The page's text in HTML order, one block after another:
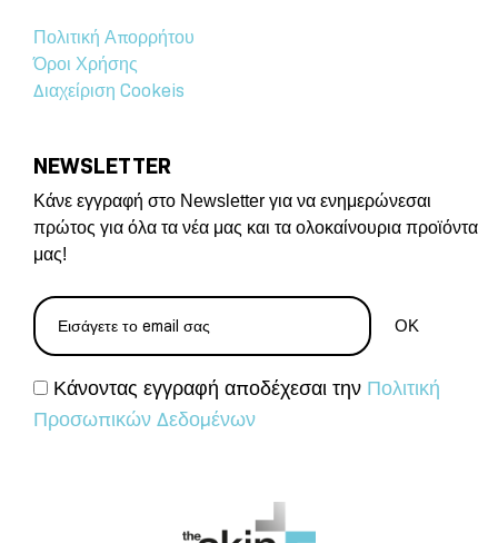
Πολιτική Απορρήτου
Όροι Χρήσης
Διαχείριση Cookeis
NEWSLETTER
Κάνε εγγραφή στο Newsletter για να ενημερώνεσαι
πρώτος για όλα τα νέα μας και τα ολοκαίνουρια προϊόντα
μας!
Κάνοντας εγγραφή αποδέχεσαι την Πολιτική
Προσωπικών Δεδομένων